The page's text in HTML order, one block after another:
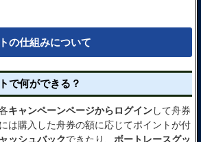
の仕組みについて
で何ができる？
キャンペーンページからログインして舟券
は購入した舟券の額に応じてポイントが付
ッシュバックできたり、 ボートレースグッ